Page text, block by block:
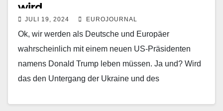
wird
JULI 19, 2024 EUROJOURNAL
Ok, wir werden als Deutsche und Europäer
wahrscheinlich mit einem neuen US-Präsidenten
namens Donald Trump leben müssen. Ja und? Wird
das den Untergang der Ukraine und des